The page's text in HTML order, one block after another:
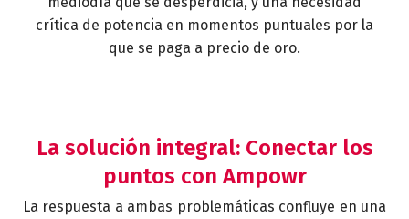
crítica de potencia en momentos puntuales por la
que se paga a precio de oro.
La solución integral: Conectar los
puntos con Ampowr
La respuesta a ambas problemáticas confluye en una